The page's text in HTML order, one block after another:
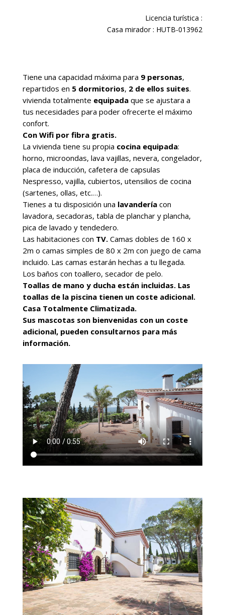
Licencia turística :
Casa mirador : HUTB-013962
Tiene una capacidad máxima para 9 personas,
repartidos en 5 dormitorios, 2 de ellos suites.
vivienda totalmente equipadaque se ajustara a
tus necesidades para poder ofrecerte el máximo
confort.
Con Wifi por fibra gratis.
La vivienda tiene su propia cocina equipada:
horno, microondas, lava vajillas, nevera, congelador,
placa de inducción, cafetera de capsulas
Nespresso, vajilla, cubiertos, utensilios de cocina
(sartenes, ollas, etc.…).
Tienes a tu disposición una lavanderíacon
lavadora, secadoras, tabla de planchar y plancha,
pica de lavado y tendedero.
Las habitaciones con TV. Camas dobles de 160 x
2m o camas simples de 80 x 2m con juego de cama
incluido. Las camas estarán hechas a tu llegada.
Los baños con toallero, secador de pelo.
Toallas de mano y ducha están incluidas. Las
toallas de la piscina tienen un coste adicional.
Casa Totalmente Climatizada.
Sus mascotas son bienvenidas con un coste
adicional, pueden consultarnos para más
información.